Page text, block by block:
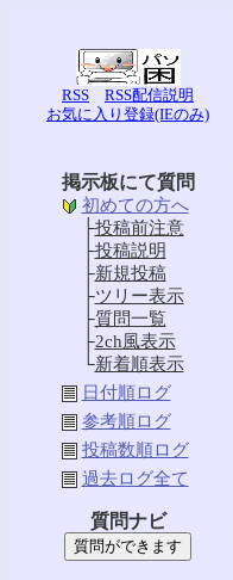
RSS
RSS配信説明
お気に入り登録(IEのみ)
掲示板にて質問
初めての方へ
├投稿前注意
├投稿説明
├新規投稿
├ツリー表示
├質問一覧
├2ch風表示
└新着順表示
日付順ログ
参考順ログ
投稿数順ログ
過去ログ全て
質問ナビ